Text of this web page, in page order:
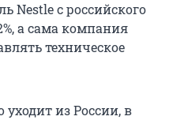
с российского
а сама компания
техническое
уходит из России, в